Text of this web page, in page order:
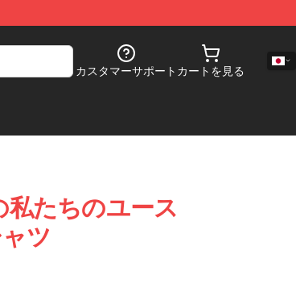
カスタマーサポート カートを見る
たちのユース
ツ